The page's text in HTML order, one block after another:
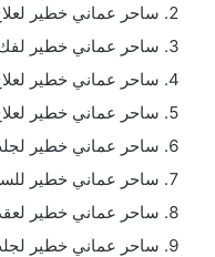
ساحر عماني خطير
ساحر عماني خطير لفك
ساحر عماني خطير
ساحر عماني خطير لعلاج
ساحر عماني خطير
ساحر عماني خطير
ساحر عماني خطير
ساحر عماني خطير